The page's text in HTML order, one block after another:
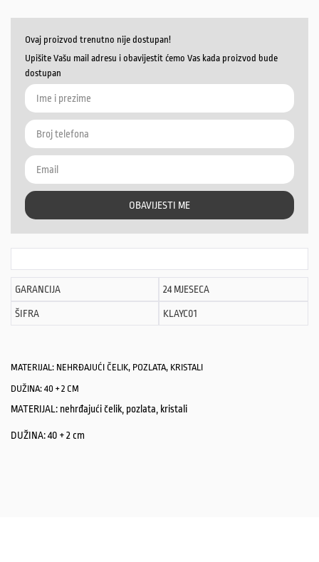
Ovaj proizvod trenutno nije dostupan!
Upišite Vašu mail adresu i obavijestit ćemo Vas kada proizvod bude
dostupan
OBAVIJESTI ME
GARANCIJA 24 MJESECA
ŠIFRA KLAYC01
MATERIJAL: NEHRĐAJUĆI ČELIK, POZLATA, KRISTALI
DUŽINA: 40 + 2 CM
MATERIJAL: nehrđajući čelik, pozlata, kristali
DUŽINA: 40 + 2 cm